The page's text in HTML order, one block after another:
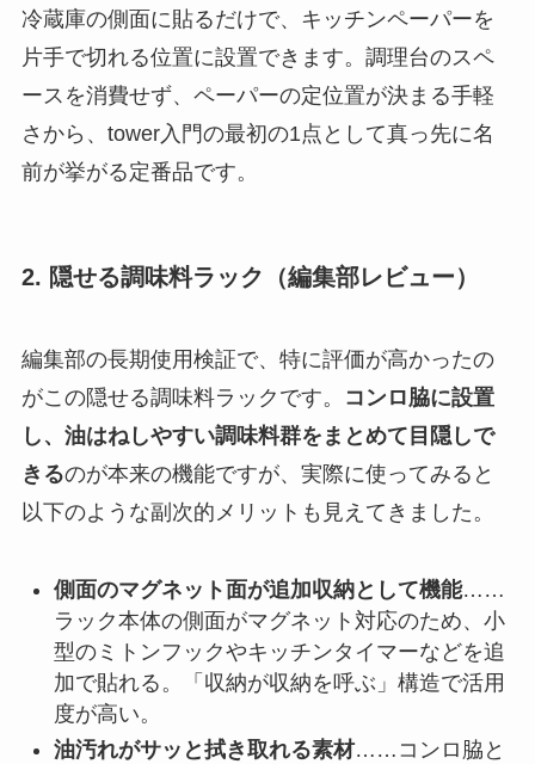
冷蔵庫の側面に貼るだけで、キッチンペーパーを
片手で切れる位置に設置できます。調理台のスペ
ースを消費せず、ペーパーの定位置が決まる手軽
さから、tower入門の最初の1点として真っ先に名
前が挙がる定番品です。
2. 隠せる調味料ラック（編集部レビュー）
編集部の長期使用検証で、特に評価が高かったの
がこの隠せる調味料ラックです。
コンロ脇に設置
し、油はねしやすい調味料群をまとめて目隠しで
きるのが本来の機能ですが、実際に使ってみると
以下のような副次的メリットも見えてきました。
側面のマグネット面が追加収納として機能……
ラック本体の側面がマグネット対応のため、小
型のミトンフックやキッチンタイマーなどを追
加で貼れる。「収納が収納を呼ぶ」構造で活用
度が高い。
油汚れがサッと拭き取れる素材……コンロ脇と